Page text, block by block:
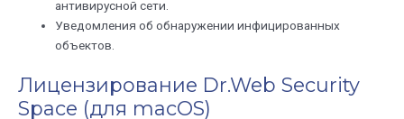
антивирусной сети.
Уведомления об обнаружении инфицированных
объектов.
Лицензирование Dr.Web Security
Space (для macOS)